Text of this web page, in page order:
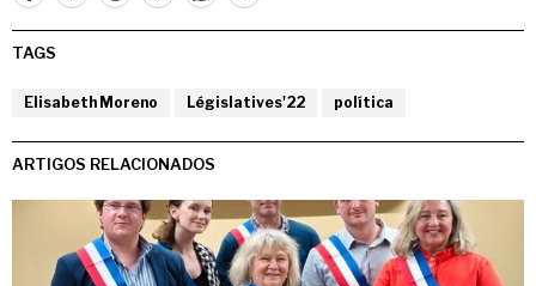
TAGS
Elisabeth Moreno Législatives'22 política
ARTIGOS RELACIONADOS